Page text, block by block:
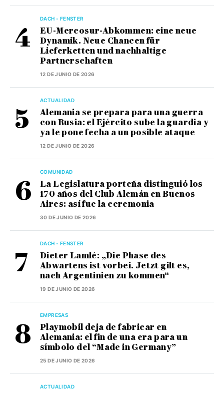
DACH - FENSTER
EU-Mercosur-Abkommen: eine neue
Dynamik. Neue Chancen für
Lieferketten und nachhaltige
Partnerschaften
12 DE JUNIO DE 2026
ACTUALIDAD
Alemania se prepara para una guerra
con Rusia: el Ejército sube la guardia y
ya le pone fecha a un posible ataque
12 DE JUNIO DE 2026
COMUNIDAD
La Legislatura porteña distinguió los
170 años del Club Alemán en Buenos
Aires: así fue la ceremonia
30 DE JUNIO DE 2026
DACH - FENSTER
Dieter Lamlé: „Die Phase des
Abwartens ist vorbei. Jetzt gilt es,
nach Argentinien zu kommen“
19 DE JUNIO DE 2026
EMPRESAS
Playmobil deja de fabricar en
Alemania: el fin de una era para un
símbolo del “Made in Germany”
25 DE JUNIO DE 2026
ACTUALIDAD